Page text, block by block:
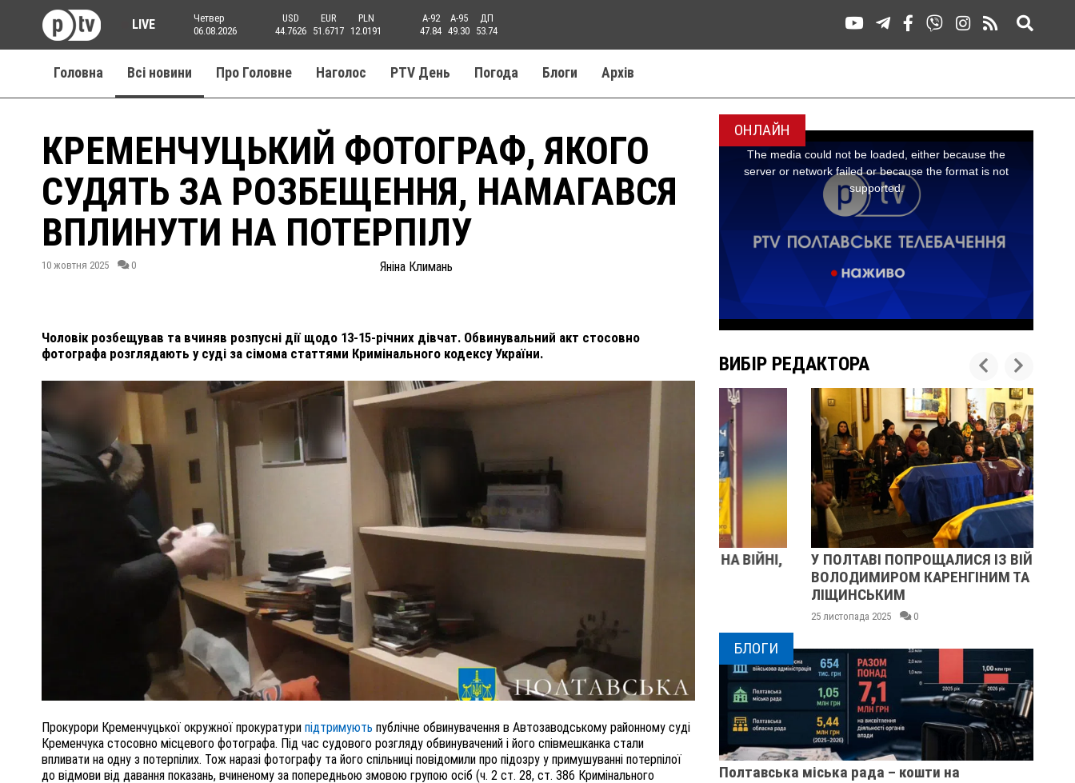
LIVE
Четвер
06.08.2026
USD
44.7626
EUR
51.6717
PLN
12.0191
A-92
47.84
A-95
49.30
ДП
53.74
Головна Всі новини Про Головне Наголос PTV День Погода Блоги Aрхів
КРЕМЕНЧУЦЬКИЙ ФОТОГРАФ, ЯКОГО
СУДЯТЬ ЗА РОЗБЕЩЕННЯ, НАМАГАВСЯ
ВПЛИНУТИ НА ПОТЕРПІЛУ
10 жовтня 2025 0 Яніна Климань
Чоловік розбещував та вчиняв розпусні дії щодо 13-15-річних дівчат. Обвинувальний акт стосовно
фотографа розглядають у суді за сімома статтями Кримінального кодексу України.
Прокурори Кременчуцької окружної прокуратури підтримують публічне обвинувачення в Автозаводському районному суді
Кременчука стосовно місцевого фотографа. Під час судового розгляду обвинувачений і його співмешканка стали
впливати на одну з потерпілих. Тож наразі фотографу та його спільниці повідомили про підозру у примушуванні потерпілої
до відмови від давання показань, вчиненому за попередньою змовою групою осіб (ч. 2 ст. 28, ст. 386 Кримінального
ОНЛАЙН
ВИБІР РЕДАКТОРА
ПОЛІЦІЯ ПОЛТАВЩИНИ РОЗШУКУЄ 62-РІЧНУ
ЛЮДМИЛУ ТИМЧЕНКО
ВНАСЛІДОК ПОРАНЕНЬ, ОТРИМАНИХ НА ВІЙНІ,
25 листопада 2025
У ПОЛТАВІ ПОПРОЩАЛИСЯ ІЗ ВІЙСЬКОВИМИ
ВОЛОДИМИРОМ КАРЕНГІНИМ ТА ОЛЕГОМ
ЛІЩИНСЬКИМ
0
БЛОГИ
Полтавська міська рада – кошти на